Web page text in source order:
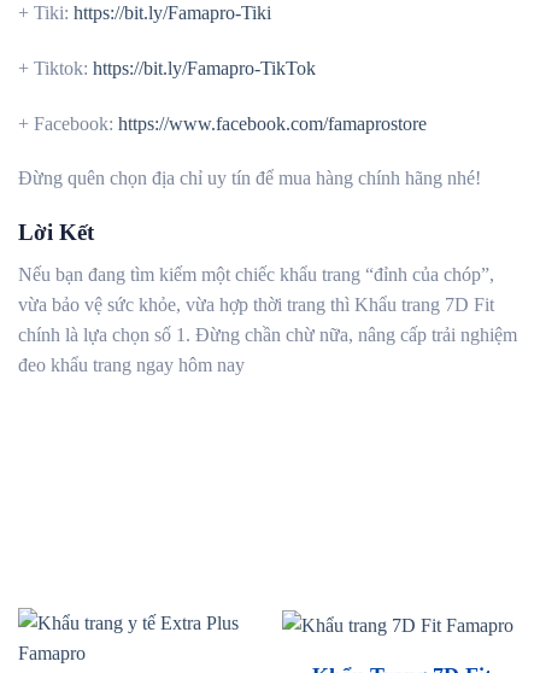
+ Tiki: https://bit.ly/Famapro-Tiki
+ Tiktok: https://bit.ly/Famapro-TikTok
+ Facebook: https://www.facebook.com/famaprostore
Đừng quên chọn địa chỉ uy tín để mua hàng chính hãng nhé!
Lời Kết
Nếu bạn đang tìm kiếm một chiếc khẩu trang “đỉnh của chóp”,
vừa bảo vệ sức khỏe, vừa hợp thời trang thì Khẩu trang 7D Fit
chính là lựa chọn số 1. Đừng chần chừ nữa, nâng cấp trải nghiệm
đeo khẩu trang ngay hôm nay